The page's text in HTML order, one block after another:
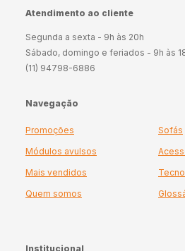
Atendimento ao cliente
Segunda a sexta - 9h às 20h
Sábado, domingo e feriados - 9h às
(11) 94798-6886
Navegação
Promoções
Sofás
Módulos avulsos
Mais vendidos
Quem somos
Institucional